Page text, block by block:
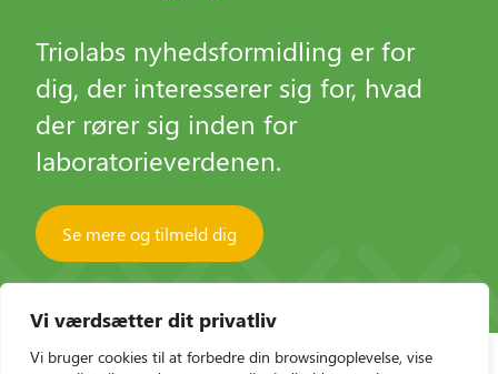
Vi værdsætter dit privatliv
Vi bruger cookies til at forbedre din browsingoplevelse, vise
Triolabs nyhedsformidling er for
dig, der interesserer sig for, hvad
der rører sig inden for
laboratorieverdenen.
Se mere og tilmeld dig